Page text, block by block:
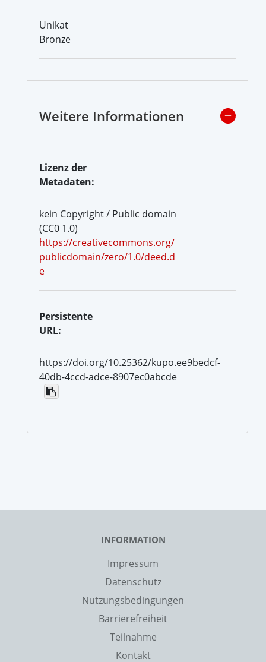
Unikat
Bronze
Weitere Informationen
Lizenz der
Metadaten:
kein Copyright / Public domain
(CC0 1.0)
https://creativecommons.org/
publicdomain/zero/1.0/deed.d
e
Persistente
URL:
https://doi.org/10.25362/kupo.ee9bedcf-
40db-4ccd-adce-8907ec0abcde
INFORMATION
Impressum
Datenschutz
Nutzungsbedingungen
Barrierefreiheit
Teilnahme
Kontakt